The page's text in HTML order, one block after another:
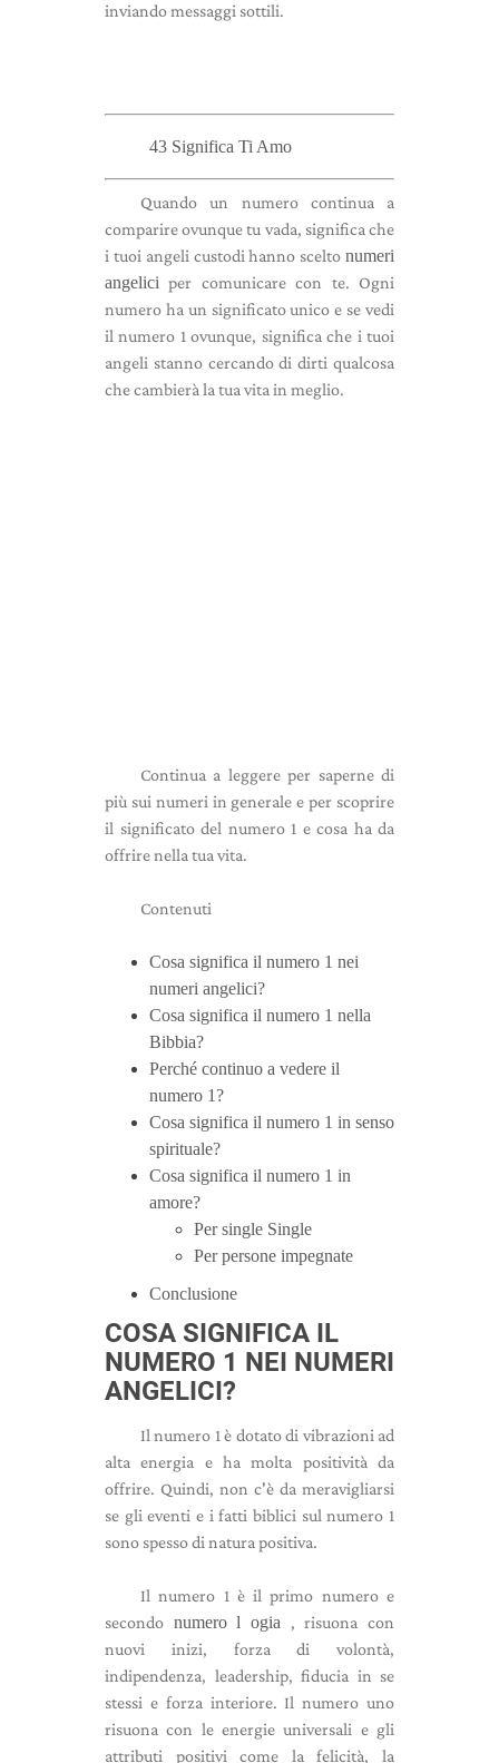
inviando messaggi sottili.
43 Significa Ti Amo
Quando un numero continua a
comparire ovunque tu vada, significa che
i tuoi angeli custodi hanno scelto numeri
angelici per comunicare con te. Ogni
numero ha un significato unico e se vedi
il numero 1 ovunque, significa che i tuoi
angeli stanno cercando di dirti qualcosa
che cambierà la tua vita in meglio.
Continua a leggere per saperne di
più sui numeri in generale e per scoprire
il significato del numero 1 e cosa ha da
offrire nella tua vita.
Contenuti
Cosa significa il numero 1 nei
numeri angelici?
Cosa significa il numero 1 nella
Bibbia?
Perché continuo a vedere il
numero 1?
Cosa significa il numero 1 in senso
spirituale?
Cosa significa il numero 1 in
amore?
Per single Single
Per persone impegnate
Conclusione
COSA SIGNIFICA IL
NUMERO 1 NEI NUMERI
ANGELICI?
Il numero 1 è dotato di vibrazioni ad
alta energia e ha molta positività da
offrire. Quindi, non c'è da meravigliarsi
se gli eventi e i fatti biblici sul numero 1
sono spesso di natura positiva.
Il numero 1 è il primo numero e
secondo numero l ogia , risuona con
nuovi inizi, forza di volontà,
indipendenza, leadership, fiducia in se
stessi e forza interiore. Il numero uno
risuona con le energie universali e gli
attributi positivi come la felicità, la